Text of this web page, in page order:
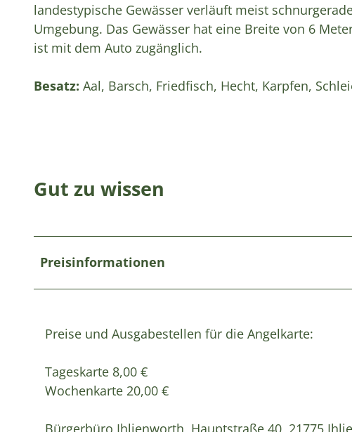
landestypische Gewässer verläuft meist
Umgebung. Das Gewässer hat eine Breite von 6
ist mit dem Auto zugänglich.
Besatz: Aal, Barsch, Friedfisch, Hecht, Karpfen,
Gut zu wissen
Preisinformationen
Preise und Ausgabestellen für die Angelkarte:
Tageskarte 8,00 €
Wochenkarte 20,00 €
Bürgerbüro Ihlienworth, Hauptstraße 40, 21775